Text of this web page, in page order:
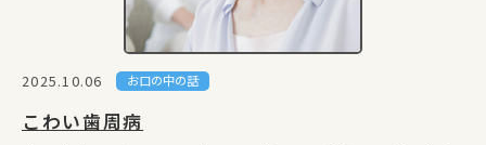
2025.10.06 お口の中の話
こわい歯周病